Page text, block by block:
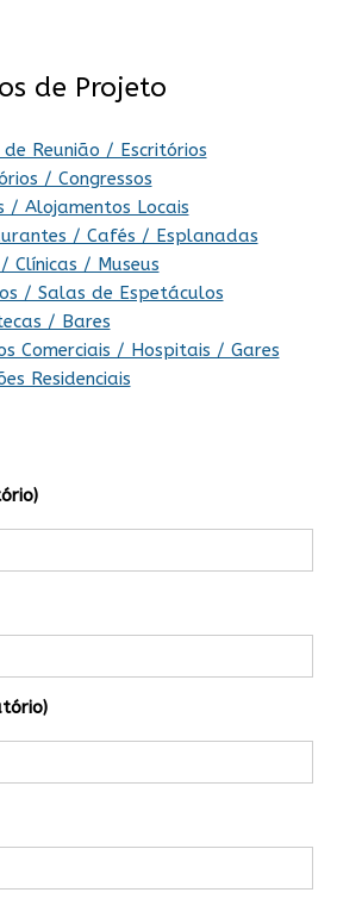
de Projeto
Reunião / Escritórios
/ Congressos
/ Alojamentos Locais
/ Cafés / Esplanadas
Clínicas / Museus
/ Salas de Espetáculos
/ Bares
Comerciais / Hospitais / Gares
Residenciais